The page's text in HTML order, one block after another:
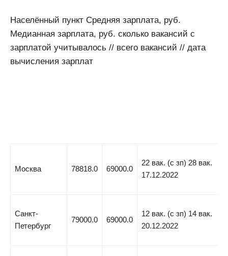
Населённый пункт Средняя зарплата, руб.
Медианная зарплата, руб. сколько вакансий с
зарплатой учитывалось // всего вакансий // дата
вычисления зарплат
Москва 78818.0 69000.0
22 вак. (с зп) 28 вак.
17.12.2022
Санкт-
Петербург
79000.0 69000.0
12 вак. (с зп) 14 вак.
20.12.2022